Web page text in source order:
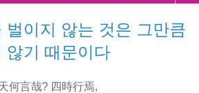
벌이지 않는 것은 그만큼
않기 때문이다
何言哉? 四時行焉,